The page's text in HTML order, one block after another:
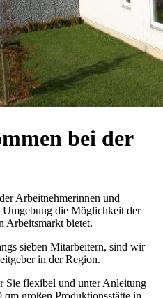
bei der
Arbeitnehmerinnen und
die Möglichkeit der
Arbeitsmarkt bietet.
sieben Mitarbeitern, sind wir
in der Region.
Sie flexibel und unter Anleitung